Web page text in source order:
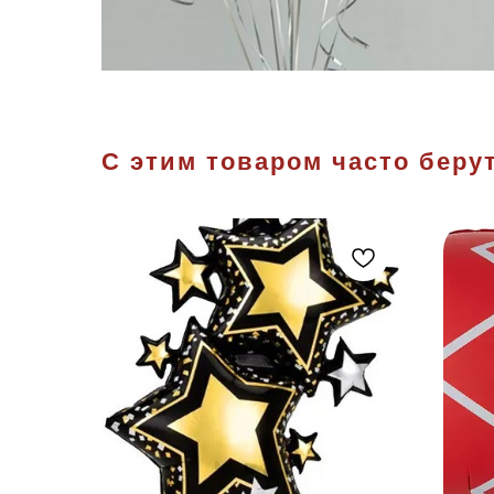
С этим товаром часто